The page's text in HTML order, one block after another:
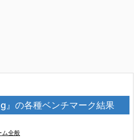
』の各種ベンチマーク結果
ム全般